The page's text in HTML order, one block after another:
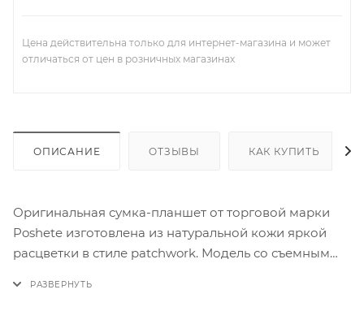
Цена действительна только для интернет-магазина и может
отличаться от цен в розничных магазинах
ОПИСАНИЕ ОТЗЫВЫ КАК КУПИТЬ
Оригинальная сумка-планшет от торговой марки
Poshete изготовлена из натуральной кожи яркой
расцветки в стиле patchwork. Модель со съемным